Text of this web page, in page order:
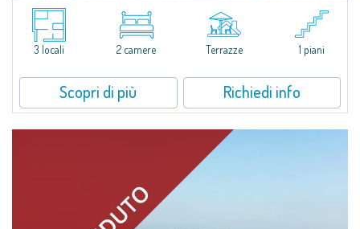
Abbiamo il piacere di presentare questa splendida villa indipendente
inserita con armonia e sensibilità nella straordinaria cornice naturale del
Parco Residenziale Privato di Portobello di Gallura, un contesto...
3 locali 2 camere Terrazze 1 piani
Scopri di più Richiedi info